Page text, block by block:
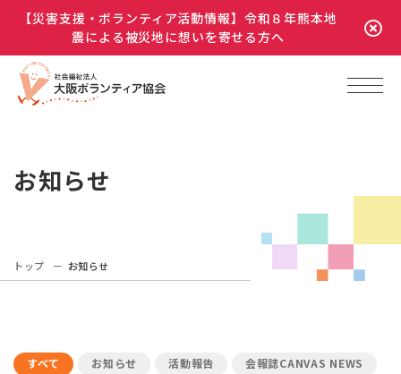
【災害支援・ボランティア活動情報】令和８年熊本地
震による被災地に想いを寄せる方へ
お知らせ
トップ お知らせ
すべて お知らせ 活動報告 会報誌CANVAS NEWS